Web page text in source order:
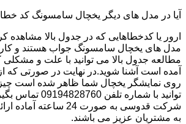
آیا در مدل های دیگر یخچال سامسونگ کد
مدل های یخچال سامسونگ جواب هستند و کار
مطالعه جدول بالا می توانید با علت و
آمده است آشنا شوید.در نهایت در صورتی که
روی نمایشگر یخچال شما ظاهر شده است
توانید با شماره تلفن
شرکت قدوسی به صورت 24
به مشتریان عزیز می باشند.